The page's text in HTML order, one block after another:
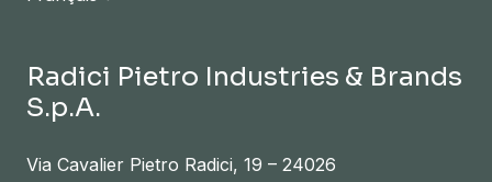
Radici Pietro Industries & Brands
S.p.A.
Via Cavalier Pietro Radici, 19 – 24026